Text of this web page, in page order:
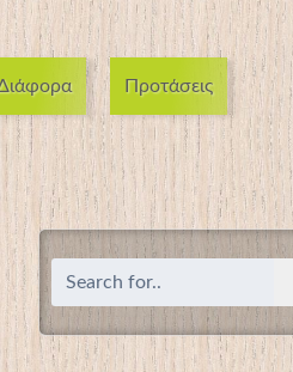
Προτάσεις